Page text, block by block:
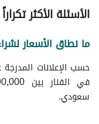
فلل حي الراكة الجنوبية
فلل حي البحر
الأسئلة الأكثر
ما نطاق الأسعار
حسب الإعلانات
سعودي.